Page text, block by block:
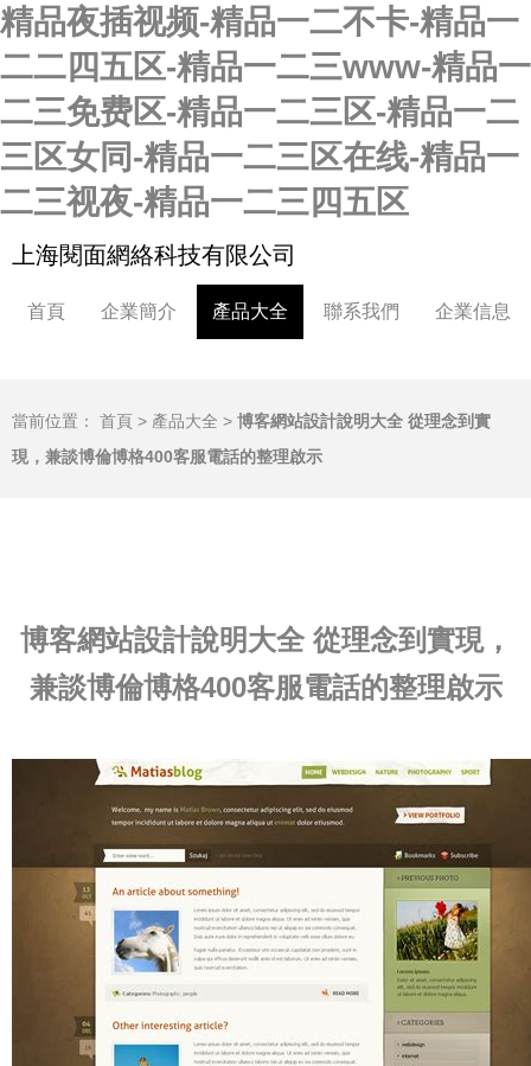
精品夜插视频-精品一二不卡-精品一
二二四五区-精品一二三www-精品一
二三免费区-精品一二三区-精品一二
三区女同-精品一二三区在线-精品一
二三视夜-精品一二三四五区
上海閱面網絡科技有限公司
首頁 企業簡介 產品大全 聯系我們 企業信息
當前位置： 首頁 > 產品大全 > 博客網站設計說明大全 從理念到實
現，兼談博倫博格400客服電話的整理啟示
博客網站設計說明大全 從理念到實現，
兼談博倫博格400客服電話的整理啟示